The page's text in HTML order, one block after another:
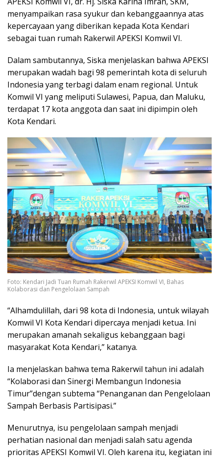
menyampaikan rasa syukur dan kebanggaannya atas
kepercayaan yang diberikan kepada Kota Kendari
sebagai tuan rumah Rakerwil APEKSI Komwil VI.
Dalam sambutannya, Siska menjelaskan bahwa APEKSI
merupakan wadah bagi 98 pemerintah kota di seluruh
Indonesia yang terbagi dalam enam regional. Untuk
Komwil VI yang meliputi Sulawesi, Papua, dan Maluku,
terdapat 17 kota anggota dan saat ini dipimpin oleh
Kota Kendari.
Foto: Kendari Jadi Tuan Rumah Rakerwil APEKSI Komwil VI, Bahas
Kolaborasi dan Pengelolaan Sampah
“Alhamdulillah, dari 98 kota di Indonesia, untuk wilayah
Komwil VI Kota Kendari dipercaya menjadi ketua. Ini
merupakan amanah sekaligus kebanggaan bagi
masyarakat Kota Kendari,” katanya.
Ia menjelaskan bahwa tema Rakerwil tahun ini adalah
“Kolaborasi dan Sinergi Membangun Indonesia
Timur”dengan subtema “Penanganan dan Pengelolaan
Sampah Berbasis Partisipasi.”
Menurutnya, isu pengelolaan sampah menjadi
perhatian nasional dan menjadi salah satu agenda
prioritas APEKSI Komwil VI. Oleh karena itu, kegiatan ini